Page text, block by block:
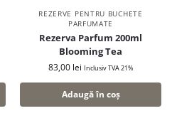
REZERVE PENTRU BUCHETE
PARFUMATE
Rezerva Parfum 200ml
Blooming Tea
83,00 lei Inclusiv TVA 21%
Adaugă în coș